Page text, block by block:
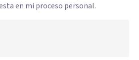
en mi proceso personal.